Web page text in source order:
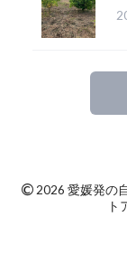
© 2026 愛媛発の
ト